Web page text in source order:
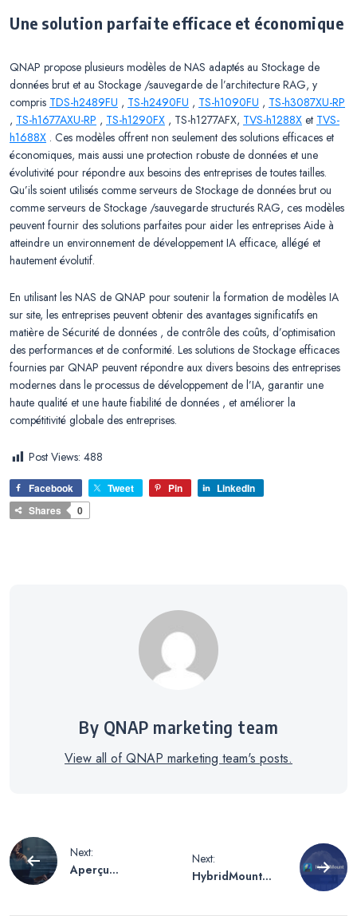
Une solution parfaite efficace et économique
QNAP propose plusieurs modèles de NAS adaptés au Stockage de
données brut et au Stockage /sauvegarde de l’architecture RAG, y
compris TDS-h2489FU , TS-h2490FU , TS-h1090FU , TS-h3087XU-RP
, TS-h1677AXU-RP , TS-h1290FX , TS-h1277AFX, TVS-h1288X et TVS-
h1688X . Ces modèles offrent non seulement des solutions efficaces et
économiques, mais aussi une protection robuste de données et une
évolutivité pour répondre aux besoins des entreprises de toutes tailles.
Qu’ils soient utilisés comme serveurs de Stockage de données brut ou
comme serveurs de Stockage /sauvegarde structurés RAG, ces modèles
peuvent fournir des solutions parfaites pour aider les entreprises Aide à
atteindre un environnement de développement IA efficace, allégé et
hautement évolutif.
En utilisant les NAS de QNAP pour soutenir la formation de modèles IA
sur site, les entreprises peuvent obtenir des avantages significatifs en
matière de Sécurité de données , de contrôle des coûts, d’optimisation
des performances et de conformité. Les solutions de Stockage efficaces
fournies par QNAP peuvent répondre aux divers besoins des entreprises
modernes dans le processus de développement de l’IA, garantir une
haute qualité et une haute fiabilité de données , et améliorer la
compétitivité globale des entreprises.
Post Views: 488
Facebook Tweet Pin
LinkedIn
Shares
0
By QNAP marketing team
View all of QNAP marketing team's posts.
Navigation
de
Next:
Aperçu
Next:
HybridMount